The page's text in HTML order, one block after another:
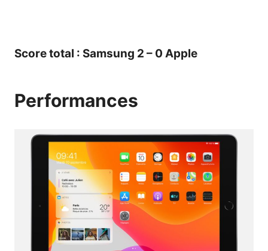
Score total : Samsung 2 – 0 Apple
Performances